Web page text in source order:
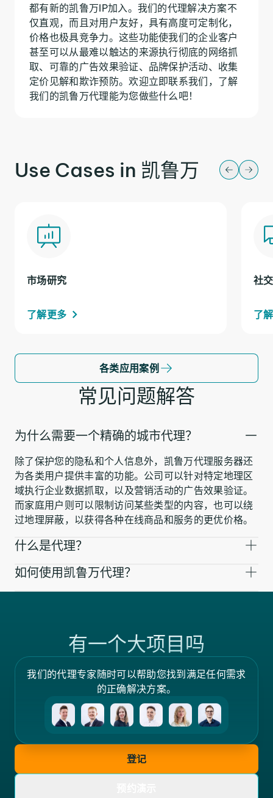
都有新的凯鲁万IP加入。我们的代理解决方案不
仅直观，而且对用户友好，具有高度可定制化，
价格也极具竞争力。这些功能使我们的企业客户
甚至可以从最难以触达的来源执行彻底的网络抓
取、可靠的广告效果验证、品牌保护活动、收集
定价见解和欺诈预防。欢迎立即联系我们，了解
我们的凯鲁万代理能为您做些什么吧！
Use Cases in 凯鲁万
市场研究
了解更多
社
了
各类应用案例
常见问题解答
为什么需要一个精确的城市代理？
除了保护您的隐私和个人信息外，凯鲁万代理服务器还
为各类用户提供丰富的功能。公司可以针对特定地理区
域执行企业数据抓取，以及营销活动的广告效果验证。
而家庭用户则可以限制访问某些类型的内容，也可以绕
过地理屏蔽，以获得各种在线商品和服务的更优价格。
什么是代理？
如何使用凯鲁万代理？
有一个大项目吗
我们的代理专家随时可以帮助您找到满足任何需求
的正确解决方案。
登记